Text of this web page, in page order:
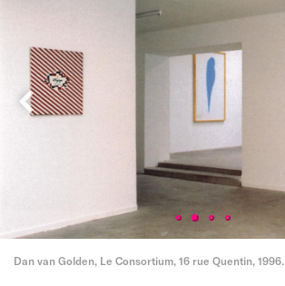
Dan van Golden, Le Consortium, 16 rue Quentin, 1996.